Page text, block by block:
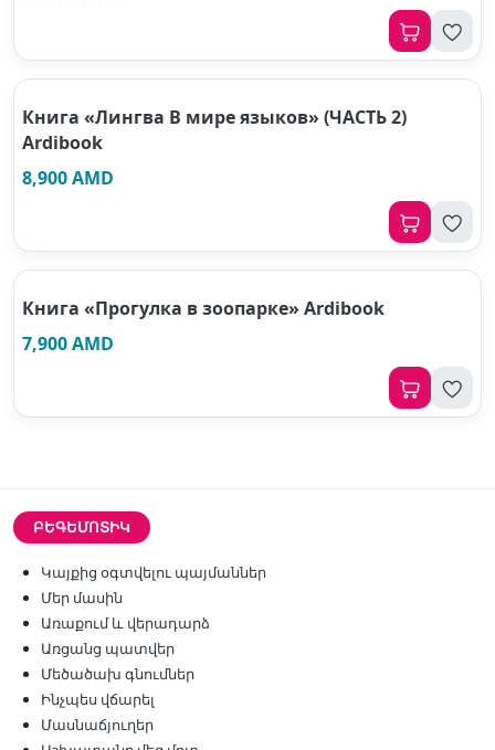
Книга «Лингва В мире языков» (ЧАСТЬ 2)
Ardibook
8,900 AMD
Книга «Прогулка в зоопарке» Ardibook
7,900 AMD
ԲԵԳԵՄՈՏԻԿ
Կայքից օգտվելու պայմաններ
Մեր մասին
Առաքում և վերադարձ
Առցանց պատվեր
Մեծածախ գնումներ
Ինչպես վճարել
Մասնաճյուղեր